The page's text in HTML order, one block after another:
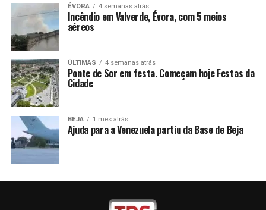
ÉVORA 4 semanas atrás
Incêndio em Valverde, Évora, com 5 meios
aéreos
ÚLTIMAS 4 semanas atrás
Ponte de Sor em festa. Começam hoje Festas da
Cidade
BEJA 1 mês atrás
Ajuda para a Venezuela partiu da Base de Beja